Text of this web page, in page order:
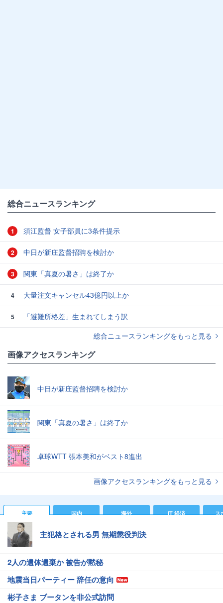
総合ニュースランキング
1 須江監督 女子部員に3条件提示
2 中日が新庄監督招聘を検討か
3 関東「真夏の暑さ」は終了か
4 大量注文キャンセル43億円以上か
5
「避難所格差」生まれてしまう訳
総合ニュースランキングをもっと見る
画像アクセスランキング
中日が新庄監督招聘を検討か
関東「真夏の暑さ」は終了か
卓球WTT 張本美和がベスト8進出
画像アクセスランキングをもっと見る
主要 国内 海外 IT 経済 ス
主犯格とされる男 無期懲役判決
2人の遺体遺棄か 被告が黙秘
地震当日パーティー 辞任の意向
彬子さま ブータンを非公式訪問